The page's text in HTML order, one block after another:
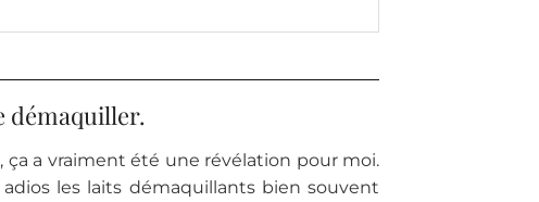
démaquiller.
a vraiment été une révélation pour moi.
les laits démaquillants bien souvent